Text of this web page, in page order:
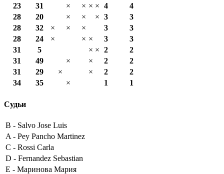
23
31 × × × × 4
4
28
20 × × × 3
3
28
32 × × × 3
3
28
24 × × × 3
3
31
5 × × 2
2
31
49 × × 2
2
31
29 × × 2
2
34
35 × 1 1
Судьи
B - Salvo Jose Luis
A - Pey Pancho Martinez
C - Rossi Carla
D - Fernandez Sebastian
E - Маринова Мария